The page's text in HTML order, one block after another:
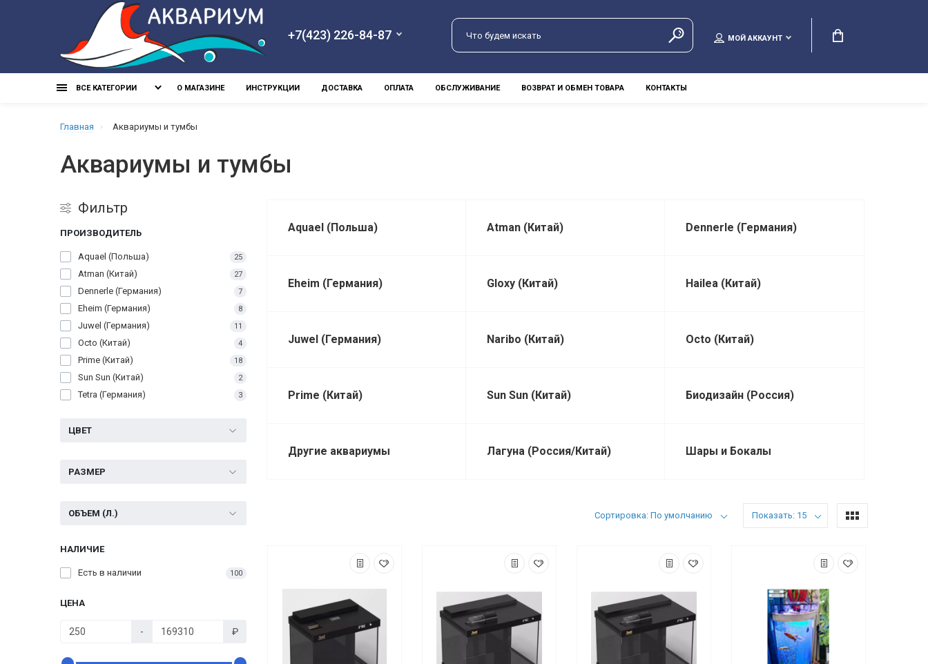
+7(423) 226-84-87 МОЙ АККАУНТ
ВСЕ КАТЕГОРИИ О МАГАЗИНЕ ИНСТРУКЦИИ ДОСТАВКА ОПЛАТА ОБСЛУЖИВАНИЕ ВОЗВРАТ И ОБМЕН ТОВАРА КОНТАКТЫ
Главная Aквариумы и тумбы
Aквариумы и тумбы
Фильтр
ПРОИЗВОДИТЕЛЬ
Aquael (Польша) 25
Atman (Китай) 27
Dennerle (Германия) 7
Eheim (Германия) 8
Juwel (Германия) 11
Octo (Китай) 4
Prime (Китай) 18
Sun Sun (Китай) 2
Tetra (Германия) 3
ЦВЕТ
РАЗМЕР
ОБЪЕМ (Л.)
НАЛИЧИЕ
Есть в наличии 100
ЦЕНА
- ₽
Aquael (Польша) Atman (Китай) Dennerle (Германия)
Eheim (Германия) Gloxy (Китай) Hailea (Китай)
Juwel (Германия) Naribo (Китай) Octo (Китай)
Prime (Китай) Sun Sun (Китай) Биодизайн (Россия)
Другие аквариумы Лагуна (Россия/Китай) Шары и Бокалы
Сортировка: По умолчанию Показать: 15